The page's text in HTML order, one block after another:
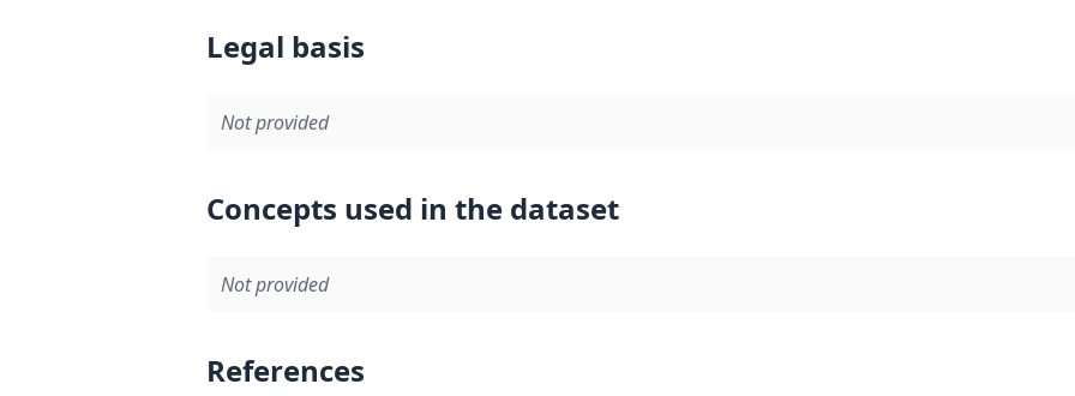
Legal basis
Not provided
Concepts used in the dataset
Not provided
References